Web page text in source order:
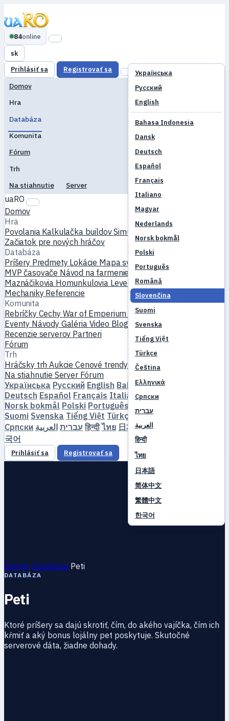
84online
sk
Українська
Русский
English
Bahasa Indonesia
Dansk
Deutsch
Español
Français
Italiano
Magyar
Nederlands
Norsk bokmål
Polski
Português
Română
Slovenčina
Suomi
Svenska
Tiếng Việt
Türkçe
Čeština
Ελληνικά
Српски
עברית
العربية
हिन्दी
ไทย
日本語
简体中文
繁體中文
한국어
Prihlásiť sa Registrovať sa
Domov
Hra
Databáza
Komunita
Fórum
Trh
Na stiahnutie
Server
uaRO
Domov
Hra
Povolania Kalkulačka buildovSimulátor skillov
Začiatok pre nových hráčov
Databáza
Príšery Predmety Lokácie Mapa sveta
Databáza skillov
MVP časovače Návod na farmenie
Výroba a kovanie
Maznáčikovia Homunkulovia LevelovaniePorovnať
Mechaniky Referencie
Komunita
Rebríčky Cechy War of Emperium Profily hráčov
Eventy Návody Galéria Video Blogy KlubyKatalóg serverov
Recenzie serverov Partneri
Fórum
Trh
Hráčsky trhAukcie Cenové trendy
Ekonomika
Na stiahnutie Server Fórum
Українська Русский English Bahasa Indonesia
Deutsch Español Français Italiano Magyar
Norsk bokmål Polski Português
Suomi Svenska Tiếng Việt Türkçe Čeština
Српски
עברית العربية हिन्दी ไทย 日本語 简体中文
국어
Prihlásiť sa Registrovať sa
Domov Databáza Peti
DATABÁZA
Peti
Ktoré príšery sa dajú skrotiť, čím, do akého vajíčka, čím ich
kŕmiť a aký bonus lojálny pet poskytuje. Skutočné
serverové dáta, žiadne dohady.